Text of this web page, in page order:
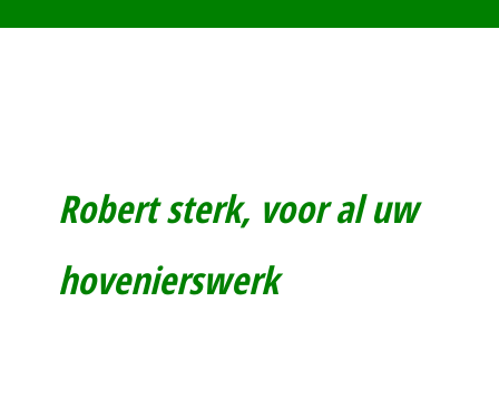
Robert sterk, voor al uw
hovenierswerk